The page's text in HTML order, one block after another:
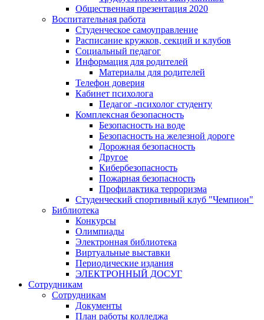
Общественная презентация 2020
Воспитательная работа
Студенческое самоуправление
Расписание кружков, секций и клубов
Социальный педагог
Информация для родителей
Материалы для родителей
Телефон доверия
Кабинет психолога
Педагог -психолог студенту
Комплексная безопасность
Безопасность на воде
Безопасность на железной дороге
Дорожная безопасность
Другое
Кибербезопасность
Пожарная безопасность
Профилактика терроризма
Студенческий спортивный клуб "Чемпион"
Библиотека
Конкурсы
Олимпиады
Электронная библиотека
Виртуальные выставки
Периодические издания
ЭЛЕКТРОННЫЙ ДОСУГ
Сотрудникам
Сотрудникам
Документы
План работы колледжа